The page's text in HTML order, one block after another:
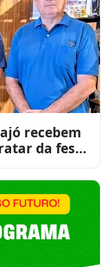
recebem
da festa